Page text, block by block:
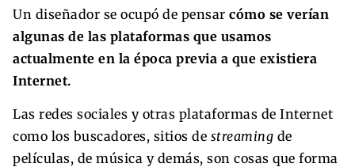
Un diseñador se ocupó de pensar cómo se verían
algunas de las plataformas que usamos
actualmente en la época previa a que existiera
Internet.
Las redes sociales y otras plataformas de Internet
como los buscadores, sitios de streaming de
películas, de música y demás, son cosas que forma